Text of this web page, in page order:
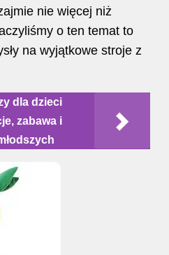
nie więcej niż
o ten temat to
na wyjątkowe stroje z
dla dzieci
zabawa i